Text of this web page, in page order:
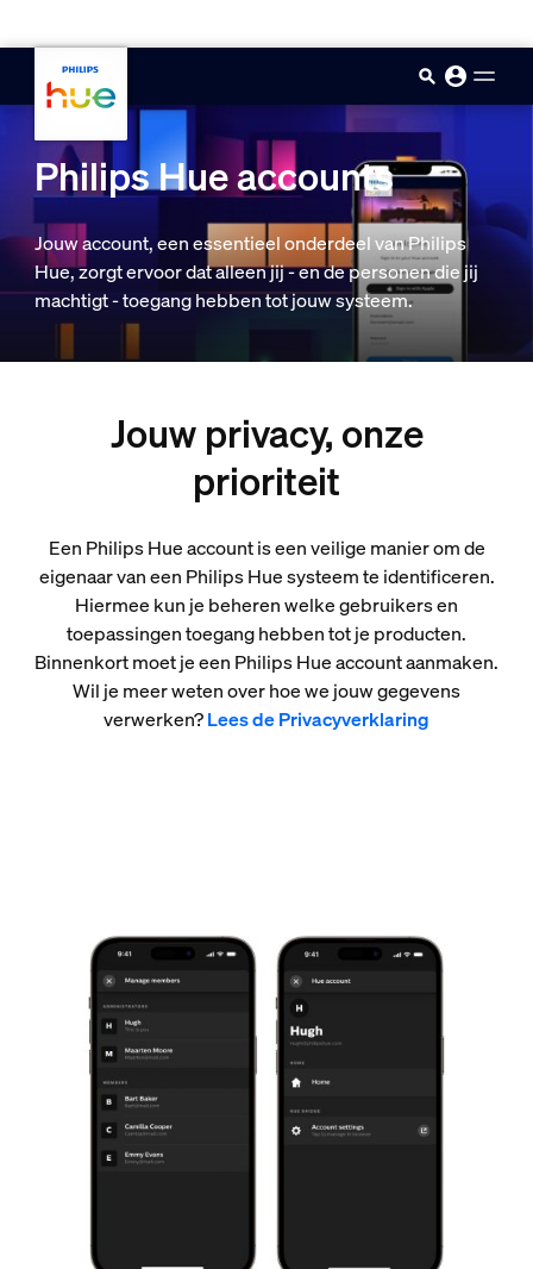
Philips Hue accounts
Jouw account, een essentieel onderdeel van Philips
Hue, zorgt ervoor dat alleen jij - en de personen die jij
machtigt - toegang hebben tot jouw systeem.
Jouw privacy, onze
prioriteit
Een Philips Hue account is een veilige manier om de
eigenaar van een Philips Hue systeem te identificeren.
Hiermee kun je beheren welke gebruikers en
toepassingen toegang hebben tot je producten.
Binnenkort moet je een Philips Hue account aanmaken.
Wil je meer weten over hoe we jouw gegevens
verwerken?Lees de Privacyverklaring